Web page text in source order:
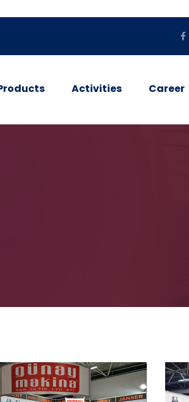
Activities Career